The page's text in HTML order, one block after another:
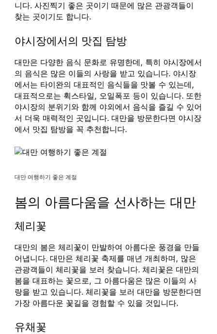
니다. 사진찍기 좋은 곳이기 때문에 많은 관광객들이
찾는 곳이기도 합니다.
야시장에서의 맛집 탐방
대만은 다양한 음식 문화로 유명한데, 특히 야시장에서
의 음식은 많은 이들의 사랑을 받고 있습니다. 야시장
에서는 타이완의 대표적인 음식들을 맛볼 수 있는데,
대표적으로는 휙스타일, 오일폭포 등이 있습니다. 또한
야시장의 분위기와 함께 야외에서 음식을 즐길 수 있어
서 더욱 매력적인 곳입니다. 대만을 방문한다면 야시장
에서 맛집 탐방을 꼭 추천합니다.
대만 여행하기 좋은 계절
봄의 아름다움을 선사하는 대만
체리꽃
대만의 봄은 체리꽃이 만발하여 아름다운 풍경을 만들
어냅니다. 대만은 체리꽃 축제를 매년 개최하며, 많은
관광객들이 체리꽃을 보러 찾습니다. 체리꽃은 대만의
봄을 대표하는 꽃으로, 그 아름다움은 많은 이들의 사
랑을 받고 있습니다. 체리꽃을 보러 대만을 방문한다면
가장 아름다운 꽃길을 경험할 수 있을 것입니다.
유채꽃